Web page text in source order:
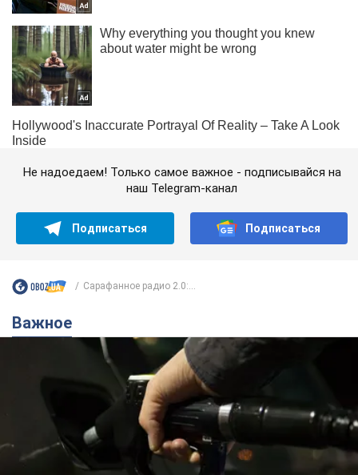
Не надоедаем! Только самое важное - подписывайся на
наш Telegram-канал
Подписаться Подписаться
Сарафанное радио 2.0:...
Важное